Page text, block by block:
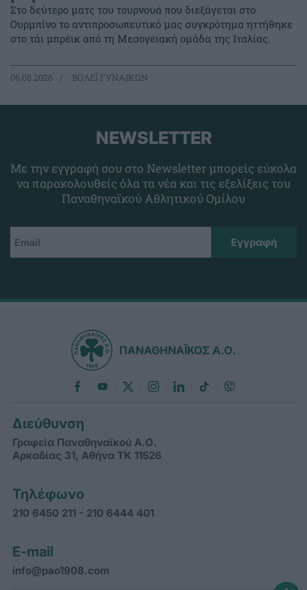
Στο δεύτερο ματς του τουρνουά που διεξάγεται στο
Ουρμπίνο το αντιπροσωπευτικό μας συγκρότημα ηττήθηκε
στο τάι μπρέικ από τη Μεσογειακή ομάδα της Ιταλίας.
06.08.2026 ΒΟΛΕΪ ΓΥΝΑΙΚΩΝ
NEWSLETTER
Με την εγγραφή σου στο Newsletter μπορείς εύκολα
να παρακολουθείς όλα τα νέα και τις εξελίξεις του
Παναθηναϊκού Αθλητικού Ομίλου
ΠΑΝΑΘΗΝΑΪΚΟΣ Α.Ο.
Διεύθυνση
Γραφεία Παναθηναϊκού Α.Ο.
Αρκαδίας 31, Αθήνα ΤΚ 11526
Τηλέφωνο
210 6450 211 - 210 6444 401
E-mail
info@pao1908.com